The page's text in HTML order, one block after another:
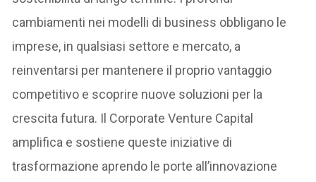
cambiamenti nei modelli di business obbligano le
imprese, in qualsiasi settore e mercato, a
reinventarsi per mantenere il proprio vantaggio
competitivo e scoprire nuove soluzioni per la
crescita futura. Il Corporate Venture Capital
amplifica e sostiene queste iniziative di
trasformazione aprendo le porte all’innovazione